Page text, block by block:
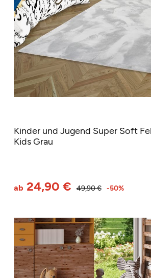
Kinder und Jugend Super Soft
Kids Grau
49,90 €
ab 24,90 € -50%